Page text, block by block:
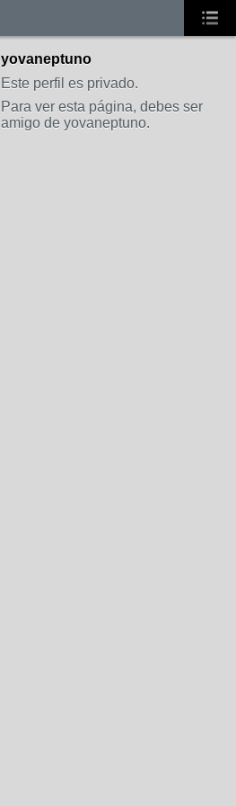
yovaneptuno
Este perfil es privado.
Para ver esta página, debes ser
amigo de yovaneptuno.